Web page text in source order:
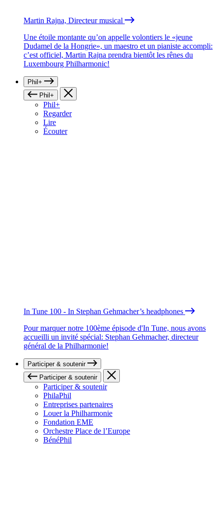
Martin Rajna, Directeur musical
Une étoile montante qu’on appelle volontiers le «jeune
Dudamel de la Hongrie», un maestro et un pianiste accompli:
c’est officiel, Martin Rajna prendra bientôt les rênes du
Luxembourg Philharmonic!
Phil+
Phil+
Phil+
Regarder
Lire
Écouter
In Tune 100 - In Stephan Gehmacher’s headphones
Pour marquer notre 100ème épisode d'In Tune, nous avons
accueilli un invité spécial: Stephan Gehmacher, directeur
général de la Philharmonie!
Participer & soutenir
Participer & soutenir
Participer & soutenir
PhilaPhil
Entreprises partenaires
Louer la Philharmonie
Fondation EME
Orchestre Place de l’Europe
BénéPhil